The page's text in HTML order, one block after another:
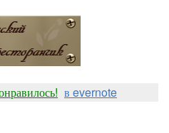
в evernote